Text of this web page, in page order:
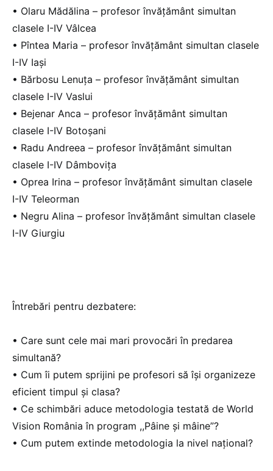
• Olaru Mădălina – profesor învățământ simultan
clasele I-IV Vâlcea
• Pîntea Maria – profesor învățământ simultan clasele
I-IV Iași
• Bărbosu Lenuța – profesor învățământ simultan
clasele I-IV Vaslui
• Bejenar Anca – profesor învățământ simultan
clasele I-IV Botoșani
• Radu Andreea – profesor învățământ simultan
clasele I-IV Dâmbovița
• Oprea Irina – profesor învățământ simultan clasele
I-IV Teleorman
• Negru Alina – profesor învățământ simultan clasele
I-IV Giurgiu
Întrebări pentru dezbatere:
• Care sunt cele mai mari provocări în predarea
simultană?
• Cum îi putem sprijini pe profesori să își organizeze
eficient timpul și clasa?
• Ce schimbări aduce metodologia testată de World
Vision România în program ,,Pâine și mâine”?
• Cum putem extinde metodologia la nivel național?